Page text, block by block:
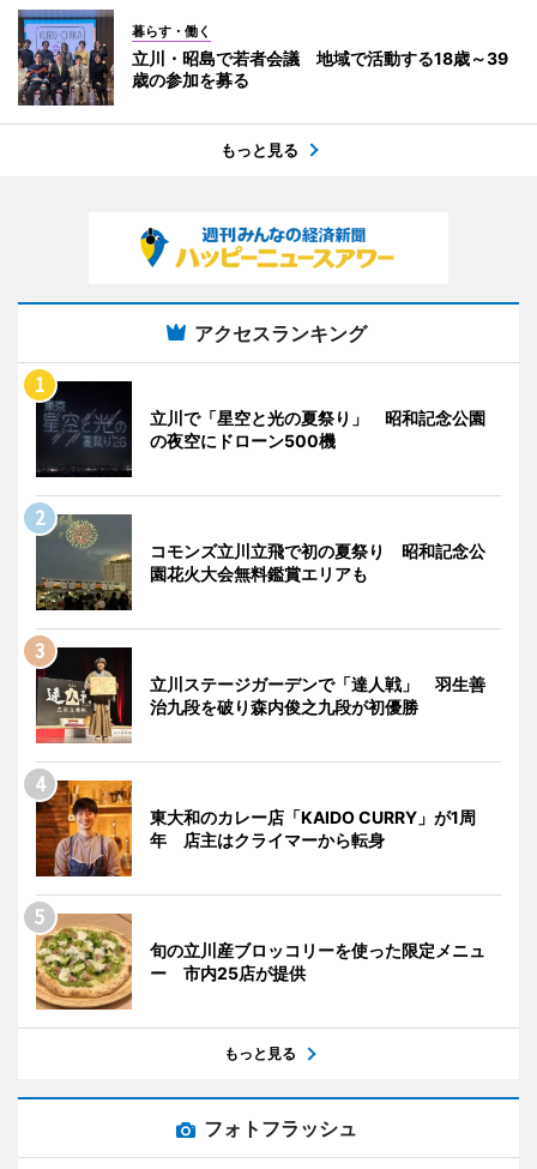
暮らす・働く
立川・昭島で若者会議 地域で活動する18歳～39
歳の参加を募る
もっと見る
アクセスランキング
立川で「星空と光の夏祭り」 昭和記念公園
の夜空にドローン500機
コモンズ立川立飛で初の夏祭り 昭和記念公
園花火大会無料鑑賞エリアも
立川ステージガーデンで「達人戦」 羽生善
治九段を破り森内俊之九段が初優勝
東大和のカレー店「KAIDO CURRY」が1周
年 店主はクライマーから転身
旬の立川産ブロッコリーを使った限定メニュ
ー 市内25店が提供
もっと見る
フォトフラッシュ